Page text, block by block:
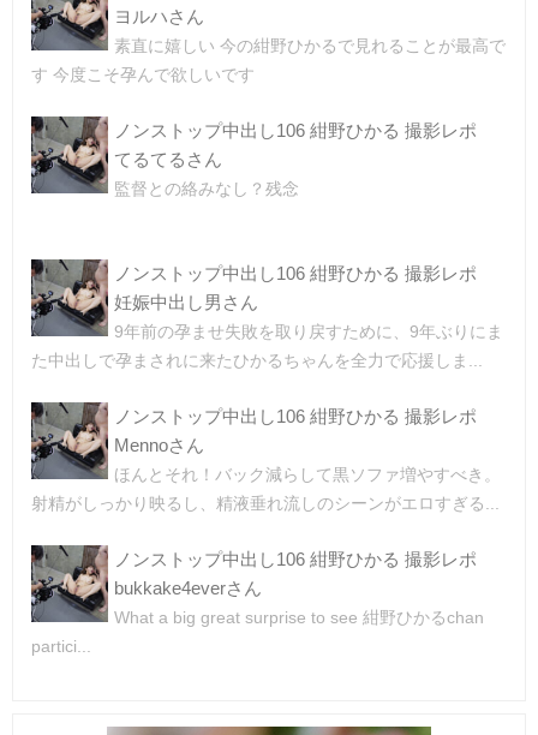
ヨルハさん
素直に嬉しい 今の紺野ひかるで見れることが最高で
す 今度こそ孕んで欲しいです
ノンストップ中出し106 紺野ひかる 撮影レポ
てるてるさん
監督との絡みなし？残念
ノンストップ中出し106 紺野ひかる 撮影レポ
妊娠中出し男さん
9年前の孕ませ失敗を取り戻すために、9年ぶりにま
た中出しで孕まされに来たひかるちゃんを全力で応援しま...
ノンストップ中出し106 紺野ひかる 撮影レポ
Mennoさん
ほんとそれ！バック減らして黒ソファ増やすべき。
射精がしっかり映るし、精液垂れ流しのシーンがエロすぎる...
ノンストップ中出し106 紺野ひかる 撮影レポ
bukkake4everさん
What a big great surprise to see 紺野ひかるchan
partici...